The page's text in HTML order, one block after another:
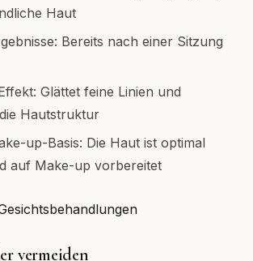
Haut
Bereits nach einer Sitzung
Glättet feine Linien und
Hautstruktur
up-Basis: Die Haut ist optimal
auf Make-up vorbereitet
vermeiden